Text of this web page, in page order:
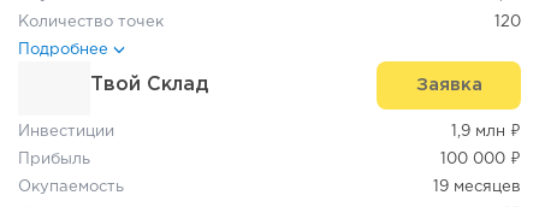
Количество точек 120
Подробнее
Твой Склад Заявка
Инвестиции 1,9 млн ₽
Прибыль 100 000 ₽
Окупаемость 19 месяцев